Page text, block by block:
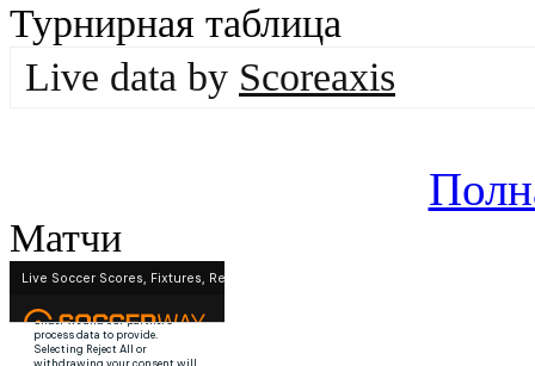
Турнирная таблица
Live data by Scoreaxis
Матчи